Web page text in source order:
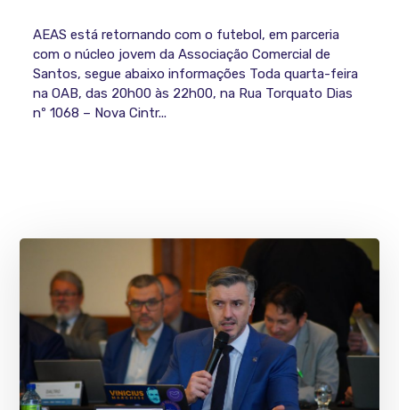
AEAS está retornando com o futebol, em parceria
com o núcleo jovem da Associação Comercial de
Santos, segue abaixo informações Toda quarta-feira
na OAB, das 20h00 às 22h00, na Rua Torquato Dias
nº 1068 – Nova Cintr...